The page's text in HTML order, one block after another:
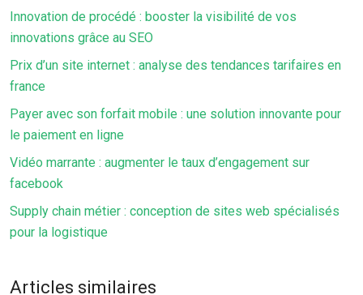
Innovation de procédé : booster la visibilité de vos
innovations grâce au SEO
Prix d’un site internet : analyse des tendances tarifaires en
france
Payer avec son forfait mobile : une solution innovante pour
le paiement en ligne
Vidéo marrante : augmenter le taux d’engagement sur
facebook
Supply chain métier : conception de sites web spécialisés
pour la logistique
Articles similaires